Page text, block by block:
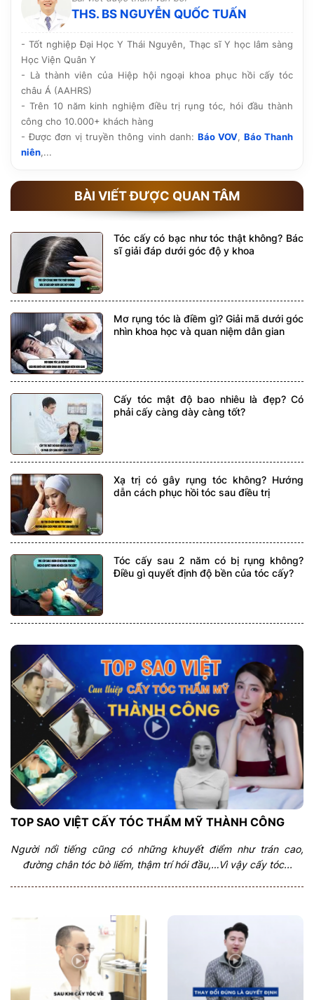
THS. BS NGUYỄN QUỐC TUẤN
- Tốt nghiệp Đại Học Y Thái Nguyên, Thạc sĩ Y học lâm sàng
Học Viện Quân Y
- Là thành viên của Hiệp hội ngoại khoa phục hồi cấy tóc
châu Á (AAHRS)
- Trên 10 năm kinh nghiệm điều trị rụng tóc, hói đầu thành
công cho 10.000+ khách hàng
- Được đơn vị truyền thông vinh danh: Báo VOV, Báo Thanh
niên,...
BÀI VIẾT ĐƯỢC QUAN TÂM
Tóc cấy có bạc như tóc thật không? Bác
sĩ giải đáp dưới góc độ y khoa
Mơ rụng tóc là điềm gì? Giải mã dưới góc
nhìn khoa học và quan niệm dân gian
Cấy tóc mật độ bao nhiêu là đẹp? Có
phải cấy càng dày càng tốt?
Xạ trị có gây rụng tóc không? Hướng
dẫn cách phục hồi tóc sau điều trị
Tóc cấy sau 2 năm có bị rụng không?
Điều gì quyết định độ bền của tóc cấy?
TOP SAO VIỆT CẤY TÓC THẨM MỸ THÀNH CÔNG
Người nổi tiếng cũng có những khuyết điểm như trán cao,
đường chân tóc bò liếm, thậm trí hói đầu,…Vì vậy cấy tóc...